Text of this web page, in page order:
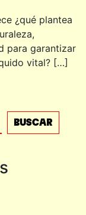
¿qué plantea
para garantizar
vital? […]